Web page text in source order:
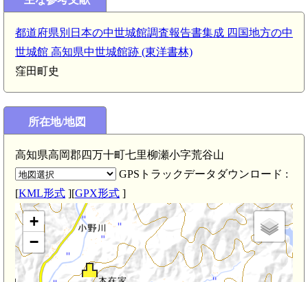
都道府県別日本の中世城館調査報告書集成 四国地方の中
世城館 高知県中世城館跡 (東洋書林)
窪田町史
所在地/地図
高知県高岡郡四万十町七里柳瀬小字荒谷山
GPSトラックデータダウンロード :
[KML形式 ][GPX形式 ]
土佐 勝賀野城(2.7km)
+
−